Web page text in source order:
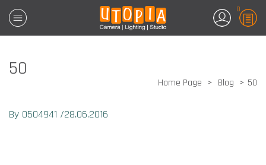
0
50
Home Page Blog 50
By 0504941 /